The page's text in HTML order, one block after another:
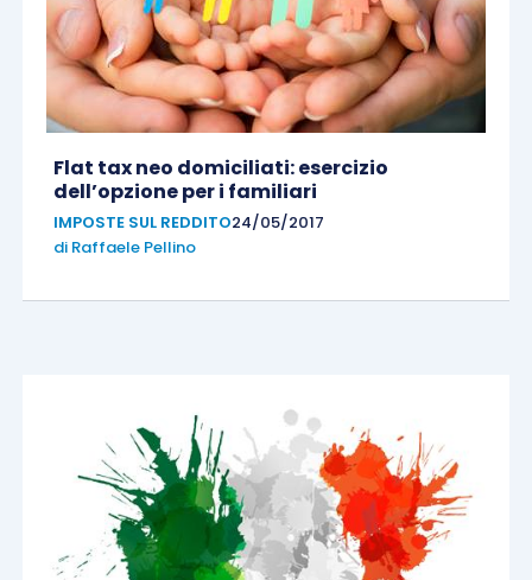
Flat tax neo domiciliati: esercizio
dell’opzione per i familiari
IMPOSTE SUL REDDITO24/05/2017
di Raffaele Pellino